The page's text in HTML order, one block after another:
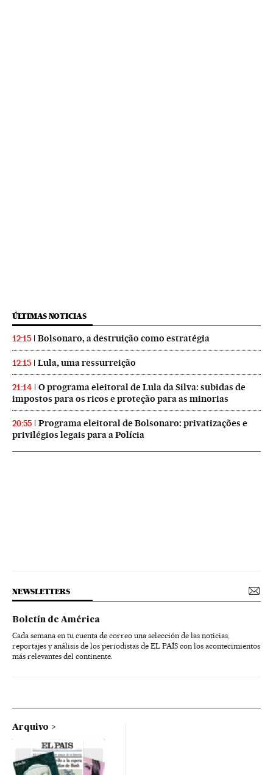
ÚLTIMAS NOTICIAS
12:15 Bolsonaro, a destruição como estratégia
12:15 Lula, uma ressurreição
21:14
O programa eleitoral de Lula da Silva: subidas de
impostos para os ricos e proteção para as minorias
20:55
Programa eleitoral de Bolsonaro: privatizações e
privilégios legais para a Polícia
NEWSLETTERS
Boletín de América
Cada semana en tu cuenta de correo una selección de las noticias,
reportajes y análisis de los periodistas de EL PAÍS con los acontecimientos
más relevantes del continente.
Arquivo